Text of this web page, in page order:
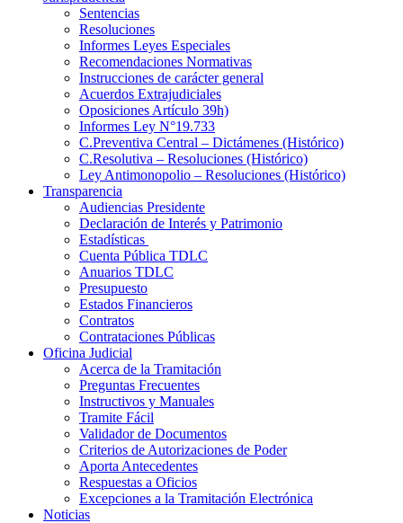
Sentencias
Resoluciones
Informes Leyes Especiales
Recomendaciones Normativas
Instrucciones de carácter general
Acuerdos Extrajudiciales
Oposiciones Artículo 39h)
Informes Ley N°19.733
C.Preventiva Central – Dictámenes (Histórico)
C.Resolutiva – Resoluciones (Histórico)
Ley Antimonopolio – Resoluciones (Histórico)
Transparencia
Audiencias Presidente
Declaración de Interés y Patrimonio
Estadísticas
Cuenta Pública TDLC
Anuarios TDLC
Presupuesto
Estados Financieros
Contratos
Contrataciones Públicas
Oficina Judicial
Acerca de la Tramitación
Preguntas Frecuentes
Instructivos y Manuales
Tramite Fácil
Validador de Documentos
Criterios de Autorizaciones de Poder
Aporta Antecedentes
Respuestas a Oficios
Excepciones a la Tramitación Electrónica
Noticias